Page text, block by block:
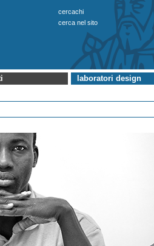
cercachi
cerca nel sito
laboratori design